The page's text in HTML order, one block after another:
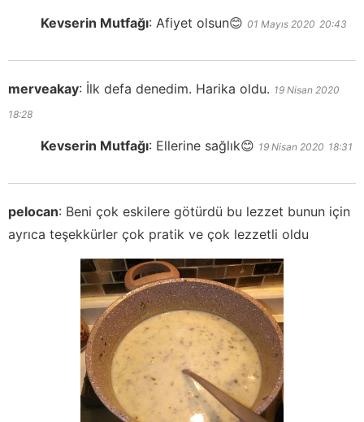
Kevserin Mutfağı: Afiyet olsun😊 01 Mayıs 2020 20:43
merveakay: İlk defa denedim. Harika oldu. 19 Nisan 2020
18:28
Kevserin Mutfağı: Ellerine sağlık😊 19 Nisan 2020 18:31
pelocan: Beni çok eskilere götürdü bu lezzet bunun için
ayrıca teşekkürler çok pratik ve çok lezzetli oldu